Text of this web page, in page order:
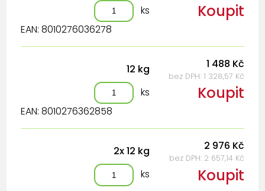
EAN: 8010276036278
ks Koupit
EAN: 8010276362858
12 kg 1 488 Kč
bez DPH: 1 328,57 Kč
ks Koupit
2x 12 kg 2 976 Kč
bez DPH: 2 657,14 Kč
ks Koupit